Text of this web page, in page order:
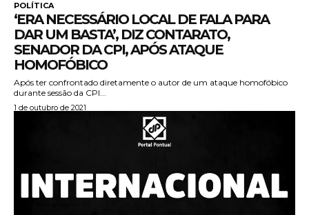
POLÍTICA
‘ERA NECESSÁRIO LOCAL DE FALA PARA
DAR UM BASTA’, DIZ CONTARATO,
SENADOR DA CPI, APÓS ATAQUE
HOMOFÓBICO
Após ter confrontado diretamente o autor de um ataque homofóbico
durante sessão da CPI...
1 de outubro de 2021